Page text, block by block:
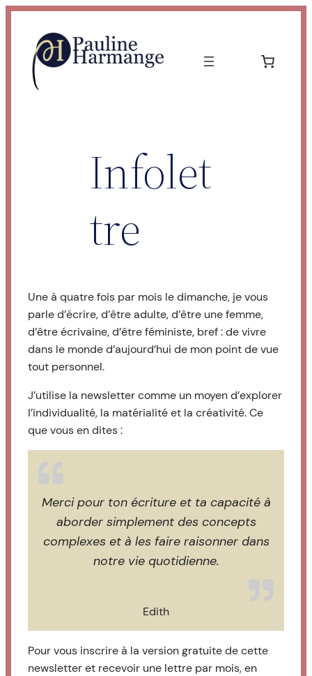
contenu
Infolet
tre
Une à quatre fois par mois le dimanche, je vous
parle d’écrire, d’être adulte, d’être une femme,
d’être écrivaine, d’être féministe, bref : de vivre
dans le monde d’aujourd’hui de mon point de vue
tout personnel.
J’utilise la newsletter comme un moyen d’explorer
l’individualité, la matérialité et la créativité. Ce
que vous en dites :
Merci pour ton écriture et ta capacité à
aborder simplement des concepts
complexes et à les faire raisonner dans
notre vie quotidienne.
Edith
Pour vous inscrire à la version gratuite de cette
newsletter et recevoir une lettre par mois, en